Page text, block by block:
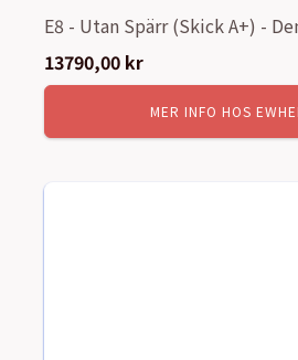
E8 - Utan Spärr (Skick A+) -
13790,00 kr
MER INFO HOS